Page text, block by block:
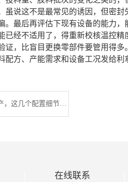
虽说这不是最常见的诱因，但密
。最后再评估下现有设备的能力
已经不适用了，得重新校核温控
证，比盲目更换零部件要管用得
配方、产能需求和设备工况发给
冷喂料挤出机胶管生产，这几个配置细节决定成品合格率
在线联系